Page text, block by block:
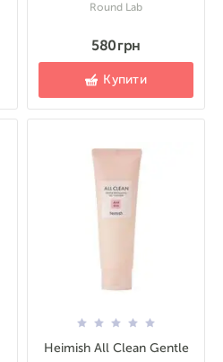
Round Lab
580 грн
Купити
Heimish All Clean Gentle